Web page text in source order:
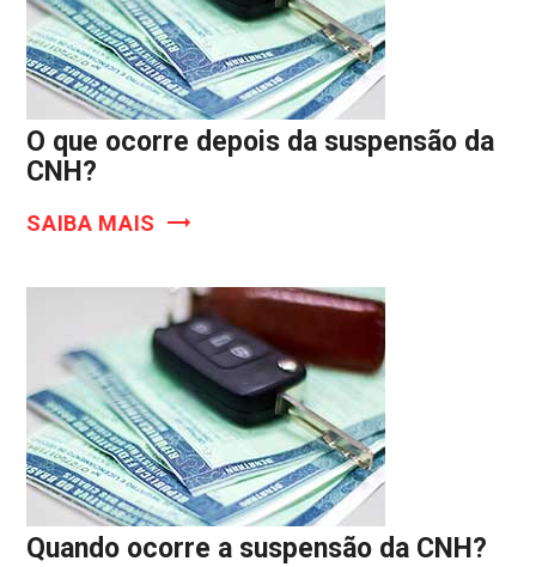
O que ocorre depois da suspensão da
CNH?
SAIBA MAIS
Quando ocorre a suspensão da CNH?